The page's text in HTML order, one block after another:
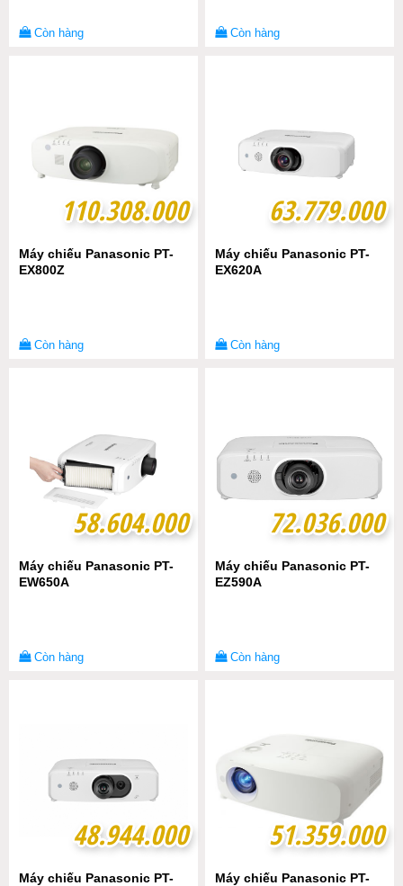
Còn hàng Còn hàng
110.308.000
110.308.000
Máy chiếu Panasonic PT-
EX800Z
Còn hàng
63.779.000
63.779.000
Máy chiếu Panasonic PT-
EX620A
Còn hàng
58.604.000
58.604.000
Máy chiếu Panasonic PT-
EW650A
Còn hàng
72.036.000
72.036.000
Máy chiếu Panasonic PT-
EZ590A
Còn hàng
48.944.000
48.944.000
Máy chiếu Panasonic PT-
51.359.000
51.359.000
Máy chiếu Panasonic PT-